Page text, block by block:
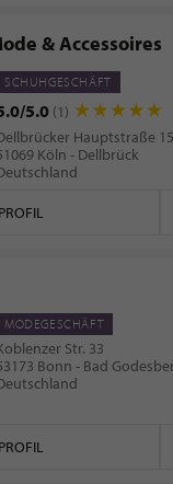
& Accessoires
SCHUHGESCHÄFT
5.0 (1)
Hauptstraße
Köln - Dellbrück
PROFIL
MODEGESCHÄFT
Str. 33
Bonn - Bad
PROFIL